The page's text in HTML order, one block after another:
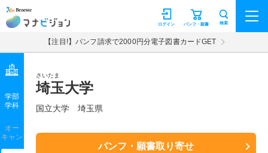
マナビジョン パンフ・願書
ログイン 検索
【注目!】パンフ請求で2000円分電子図書カードGET
さいたま
埼玉大学
国立大学 埼玉県
パンフ・願書取り寄せ
学部
学科
オー
キャン